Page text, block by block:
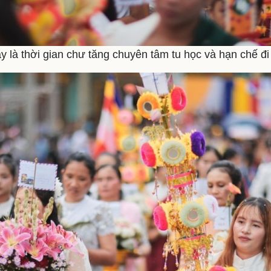
là thời gian chư tăng chuyên tâm tu học và hạn chế